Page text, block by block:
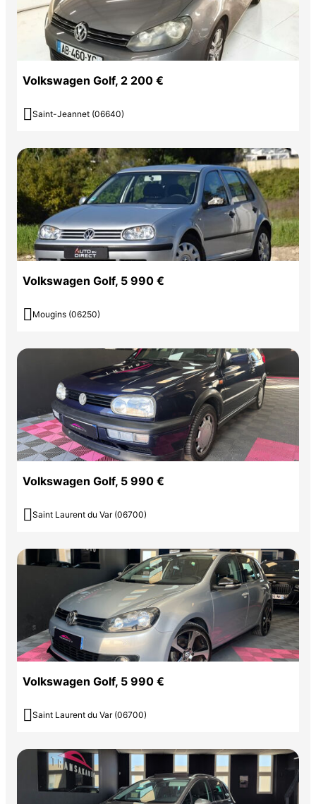
Volkswagen Golf, 2 200 €
 Saint-Jeannet (06640)
Volkswagen Golf, 5 990 €
 Mougins (06250)
Volkswagen Golf, 5 990 €
 Saint Laurent du Var (06700)
Volkswagen Golf, 5 990 €
 Saint Laurent du Var (06700)